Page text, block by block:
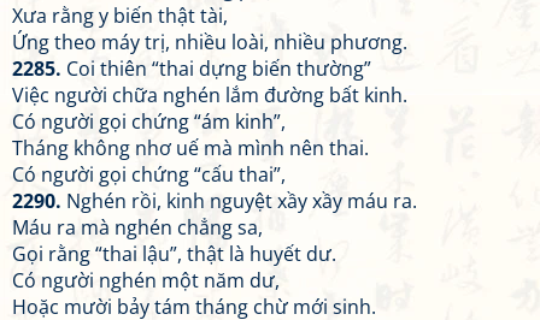
Xưa rằng y biến thật tài,
Ứng theo máy trị, nhiều loài, nhiều phương.
2285. Coi thiên “thai dựng biến thường”
Việc người chữa nghén lắm đường bất kinh.
Có người gọi chứng “ám kinh”,
Tháng không nhơ uế mà mình nên thai.
Có người gọi chứng “cấu thai”,
2290. Nghén rồi, kinh nguyệt xầy xầy máu ra.
Máu ra mà nghén chẳng sa,
Gọi rằng “thai lậu”, thật là huyết dư.
Có người nghén một năm dư,
Hoặc mười bảy tám tháng chừ mới sinh.